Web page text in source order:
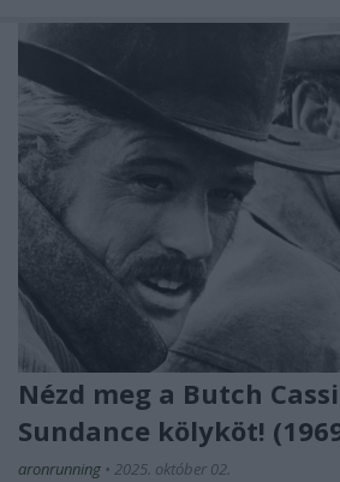
Nézd meg a Butch
Sundance kölyköt!
aronrunning • 2025. október 02.